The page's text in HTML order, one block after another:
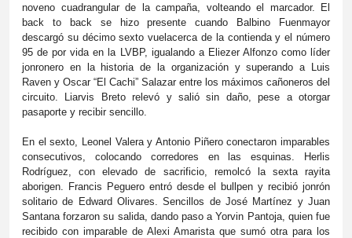
noveno cuadrangular de la campaña, volteando el marcador. El
back to back se hizo presente cuando Balbino Fuenmayor
descargó su décimo sexto vuelacerca de la contienda y el número
95 de por vida en la LVBP, igualando a Eliezer Alfonzo como líder
jonronero en la historia de la organización y superando a Luis
Raven y Oscar “El Cachi” Salazar entre los máximos cañoneros del
circuito. Liarvis Breto relevó y salió sin daño, pese a otorgar
pasaporte y recibir sencillo.
En el sexto, Leonel Valera y Antonio Piñero conectaron imparables
consecutivos, colocando corredores en las esquinas. Herlis
Rodríguez, con elevado de sacrificio, remolcó la sexta rayita
aborigen. Francis Peguero entró desde el bullpen y recibió jonrón
solitario de Edward Olivares. Sencillos de José Martínez y Juan
Santana forzaron su salida, dando paso a Yorvin Pantoja, quien fue
recibido con imparable de Alexi Amarista que sumó otra para los